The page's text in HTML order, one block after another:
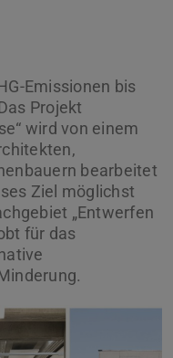
Emissionen bis
Projekt
wird von einem
bearbeitet
Ziel möglichst
„Entwerfen
für das